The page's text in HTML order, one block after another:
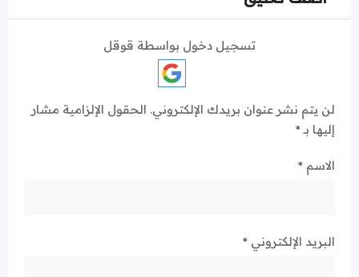
تسجيل دخول بواسطة قوقل
لن يتم نشر عنوان بريدك الإلكتروني. الحقول الإلزامية مشار
إليها بـ*
الاسم *
البريد الإلكتروني *